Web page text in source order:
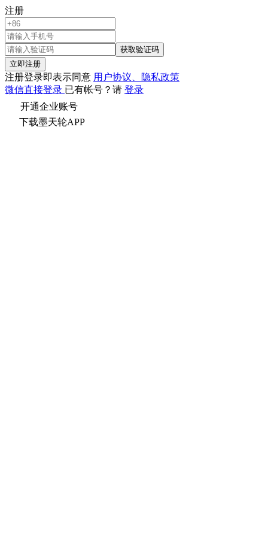
注册
获取验证码
立即注册
注册登录即表示同意 用户协议、隐私政策
微信直接登录 已有帐号？请 登录
开通企业账号
下载墨天轮APP